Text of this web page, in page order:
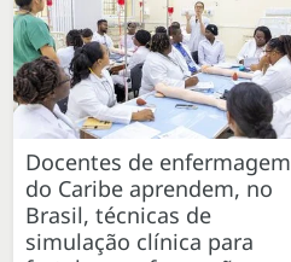
Docentes de enfermagem
do Caribe aprendem, no
Brasil, técnicas de
simulação clínica para